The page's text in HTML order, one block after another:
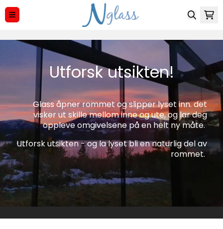
Hopp til innhold
Utforsk utsikten!
Glass åpner rommet og slipper lyset inn. det
visker ut skille mellom inne og ute, og lar deg
oppleve omgivelsene på en helt ny måte.
Utforsk utsikten - og la lyset bli en naturlig del av
rommet.